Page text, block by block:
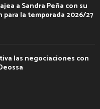
a Sandra Peña con su
la temporada 2026/27
las negociaciones con